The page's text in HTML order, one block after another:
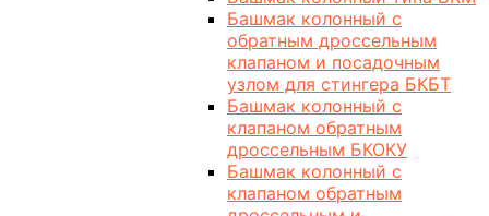
Башмак колонный с
обратным дроссельным
клапаном и посадочным
узлом для стингера БКБТ
Башмак колонный с
клапаном обратным
дроссельным БКОКУ
Башмак колонный с
клапаном обратным